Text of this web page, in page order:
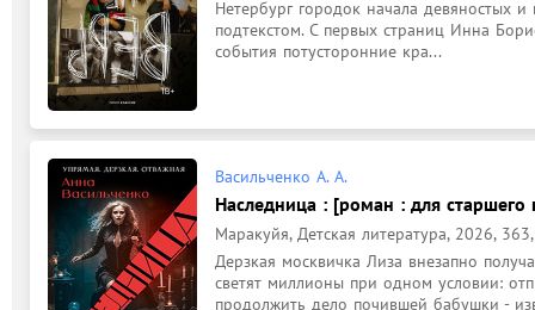
Нетербург городок начала девяностых
подтекстом. С первых страниц Инна
события потусторонние кра...
Васильченко А. А.
Наследница : [роман : для старшего
Маракуйя, Детская литература, 2026,
Дерзкая москвичка Лиза внезапно
светят миллионы при одном условии:
продолжить дело почившей бабушки -